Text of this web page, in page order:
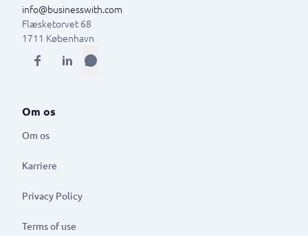
info@businesswith.com
Flæsketorvet 68
1711 København
Om os
Om os
Karriere
Privacy Policy
Terms of use